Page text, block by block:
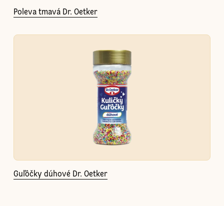
Poleva tmavá Dr. Oetker
Guľôčky dúhové Dr. Oetker